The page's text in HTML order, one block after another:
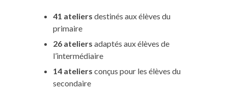
41 ateliers destinés aux élèves du
primaire
26 ateliers adaptés aux élèves de
l’intermédiaire
14 ateliers conçus pour les élèves du
secondaire